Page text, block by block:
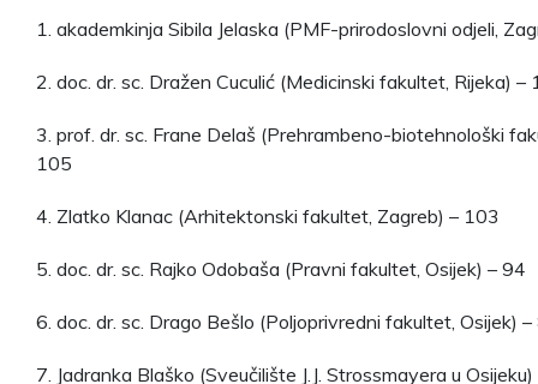
1. akademkinja Sibila Jelaska (PMF-prirodoslovni odjeli,
2. doc. dr. sc. Dražen Cuculić (Medicinski fakultet, Rijeka) –
3. prof. dr. sc. Frane Delaš (Prehrambeno-biotehnološki
105
4. Zlatko Klanac (Arhitektonski fakultet, Zagreb) – 103
5. doc. dr. sc. Rajko Odobaša (Pravni fakultet, Osijek) – 94
6. doc. dr. sc. Drago Bešlo (Poljoprivredni fakultet, Osijek)
7. Jadranka Blaško (Sveučilište J.J. Strossmayera u